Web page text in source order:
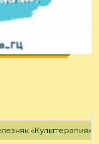
«Культтерапия»